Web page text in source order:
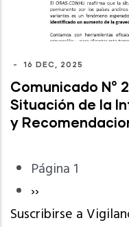
- 16 DEC, 2025
Comunicado N°
Situación de la
y
Paginación
Página 1
Siguiente
página
››
Suscribirse a